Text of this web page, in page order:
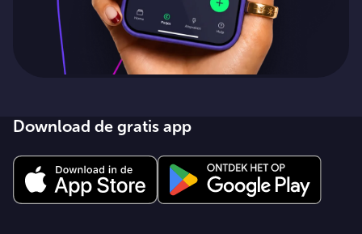
Download de gratis app